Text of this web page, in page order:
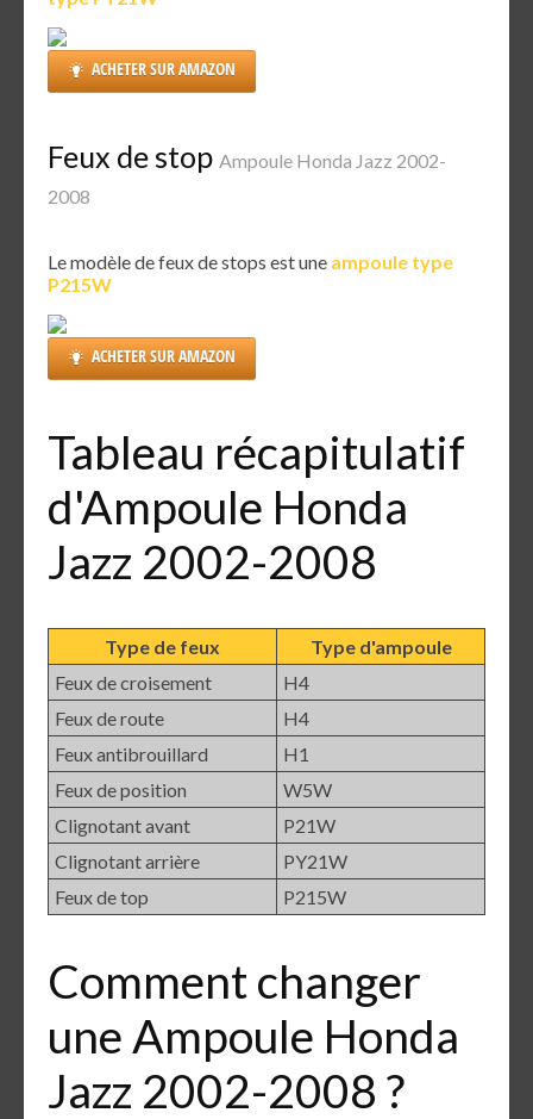
ACHETER SUR AMAZON
Feux de stop Ampoule Honda Jazz 2002-
2008
Le modèle de feux de stops est une ampoule type
P215W
ACHETER SUR AMAZON
Tableau récapitulatif
d'Ampoule Honda
Jazz 2002-2008
Type de feux
Type d'ampoule
Feux de croisement
H4
Feux de route
H4
Feux antibrouillard
H1
Feux de position
W5W
Clignotant avant
P21W
Clignotant arrière
PY21W
Feux de top
P215W
Comment changer
une Ampoule Honda
Jazz 2002-2008 ?